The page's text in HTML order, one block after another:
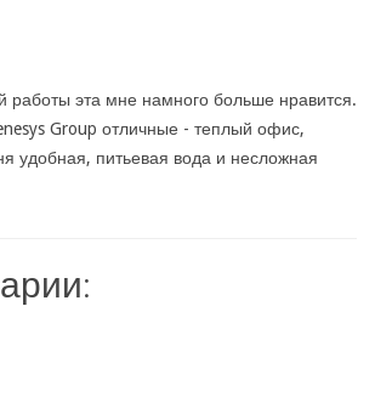
эта мне намного больше нравится.
Group отличные - теплый офис,
удобная, питьевая вода и несложная